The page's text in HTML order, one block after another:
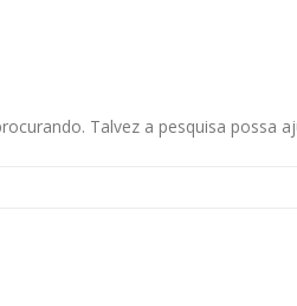
Talvez a pesquisa possa